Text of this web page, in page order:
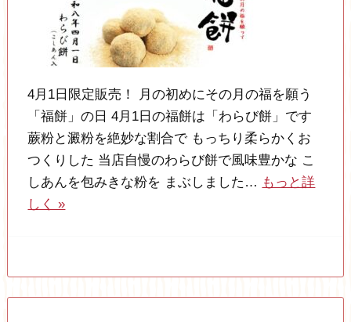
4月1日限定販売！ 月の初めにその月の福を願う
「福餅」の日 4月1日の福餅は「わらび餅」です
蕨粉と澱粉を絶妙な割合で もっちり柔らかくお
つくりした 当店自慢のわらび餅で風味豊かな こ
しあんを包みきな粉を まぶしました… もっと詳
しく »